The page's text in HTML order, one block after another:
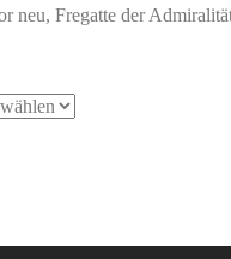
neu, Fregatte der